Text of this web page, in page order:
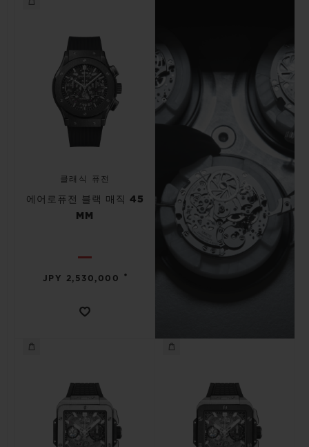
클래식 퓨전
에어로퓨전 블랙 매직 45
MM
JPY 2,530,000 •